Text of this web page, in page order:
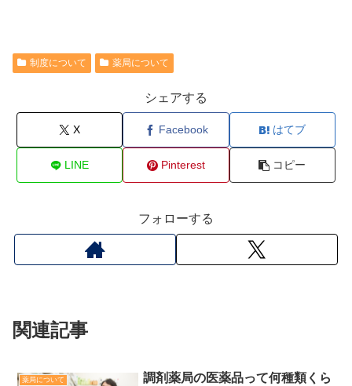
制度について 薬局について
シェアする
X Facebook はてブ
LINE Pinterest コピー
フォローする
関連記事
薬局について
調剤薬局の医薬品って何種類くら